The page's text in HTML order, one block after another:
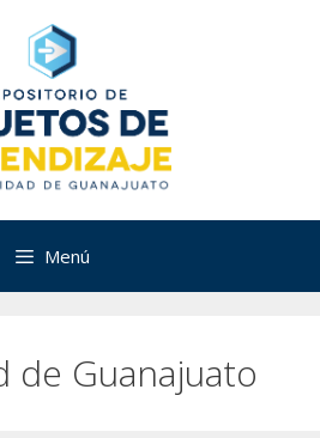
Menú
de Guanajuato